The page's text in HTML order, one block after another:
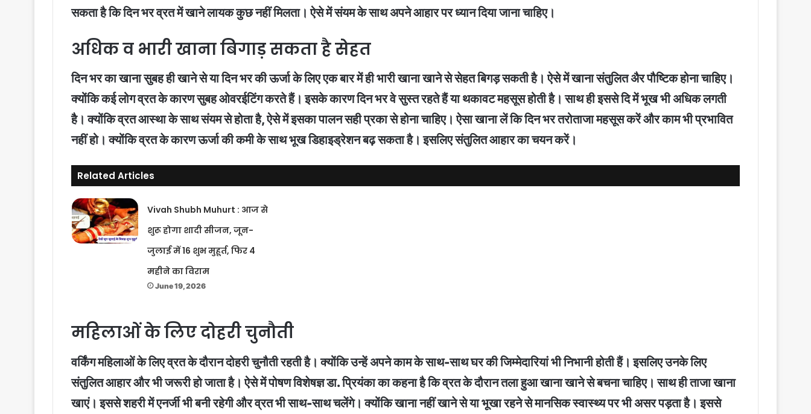
सकता है कि दिन भर व्रत में खाने लायक कुछ नहीं मिलता। ऐसे में संयम के साथ अपने आहार पर ध्यान दिया जाना चाहिए।
अधिक व भारी खाना बिगाड़ सकता है सेहत
दिन भर का खाना सुबह ही खाने से या दिन भर की ऊर्जा के लिए एक बार में ही भारी खाना खाने से सेहत बिगड़ सकती है। ऐसे में खाना संतुलित अैर पौष्टिक होना चाहिए।
क्योंकि कई लोग व्रत के कारण सुबह ओवरईटिंग करते हैं। इसके कारण दिन भर वे सुस्त रहते हैं या थकावट महसूस होती है। साथ ही इससे दि में भूख भी अधिक लगती
है। क्योंकि व्रत आस्था के साथ संयम से होता है, ऐसे में इसका पालन सही प्रका से होना चाहिए। ऐसा खाना लें कि दिन भर तरोताजा महसूस करें और काम भी प्रभावित
नहीं हो। क्योंकि व्रत के कारण ऊर्जा की कमी के साथ भूख डिहाइड्रेशन बढ़ सकता है। इसलिए संतुलित आहार का चयन करें।
Related Articles
Vivah Shubh Muhurt : आज से
शुरू होगा शादी सीजन, जून-
जुलाई में 16 शुभ मुहूर्त, फिर 4
महीने का विराम
June 19, 2026
महिलाओं के लिए दोहरी चुनौती
वर्किंग महिलाओं के लिए व्रत के दौरान दोहरी चुनौती रहती है। क्योंकि उन्हें अपने काम के साथ-साथ घर की जिम्मेदारियां भी निभानी होती हैं। इसलिए उनके लिए
संतुलित आहार और भी जरूरी हो जाता है। ऐसे में पोषण विशेषज्ञ डा. प्रियंका का कहना है कि व्रत के दौरान तला हुआ खाना खाने से बचना चाहिए। साथ ही ताजा खाना
खाएं। इससे शहरी में एनर्जी भी बनी रहेगी और व्रत भी साथ-साथ चलेंगे। क्योंकि खाना नहीं खाने से या भूखा रहने से मानसिक स्वास्थ्य पर भी असर पड़ता है। इससे